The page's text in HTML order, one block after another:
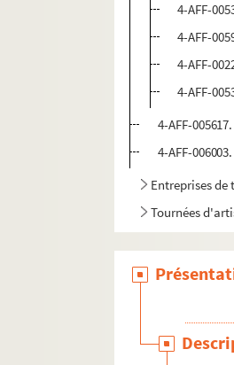
4-AFF-
4-AFF-
4-AFF-
4-AFF-
4-AFF-
4-AFF-
Entreprises de
Tournées